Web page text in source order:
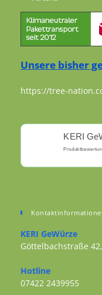
Unsere bisher
https://tree-
KERI
KERI GeWürze
Göttelbachstraße
Hotline
07422 2439955